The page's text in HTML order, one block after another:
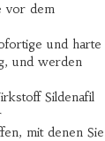
vor dem
und harte
und werden
Sildenafil
mit denen Sie